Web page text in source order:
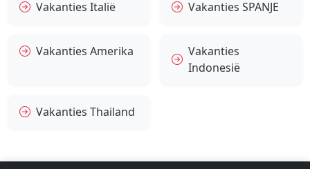
Vakanties Italië Vakanties SPANJE
Vakanties Amerika
Vakanties
Indonesië
Vakanties Thailand